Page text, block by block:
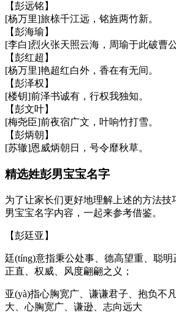
【彭远铭】
[杨万里]旅榇千江远，铭旌两竹新。
【彭海瑜】
[李白]烈火张天照云海，周瑜于此破曹公
【彭红超】
[杨万里]艳超红白外，香在有无间。
【彭泽权】
[楼钥]前泽书诚有，行权我独知。
【彭文叶】
[梅尧臣]前夜宿广文，叶响竹打雪。
【彭炳朝】
[苏辙]恩威炳朝日，号令靡秋草。
精选姓彭男宝宝名字
为了让家长们更好地理解上述的方法技
男宝宝名字内容，一起来参考借鉴。
【彭廷亚】
廷(tíng)意指秉公处事、德高望重、聪
正直、权威、风度翩翩之义；
亚(yà)指心胸宽广、谦谦君子、抱负不
大、心胸宽广、谦逊、志向远大